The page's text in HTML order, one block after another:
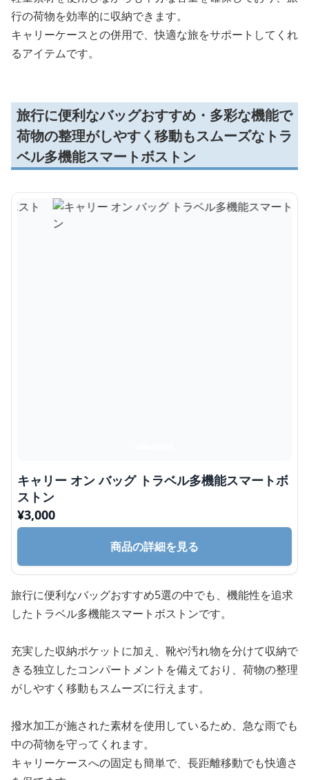
行の荷物を効率的に収納できます。
キャリーケースとの併用で、快適な旅をサポートしてくれ
るアイテムです。
旅行に便利なバッグおすすめ・多彩な機能で
荷物の整理がしやすく移動もスムーズなトラ
ベル多機能スマートボストン
キャリー オン バッグ トラベル多機能スマートボ
ストン
¥3,000
商品の詳細を見る
旅行に便利なバッグおすすめ5選の中でも、機能性を追求
したトラベル多機能スマートボストンです。
充実した収納ポケットに加え、靴や汚れ物を分けて収納で
きる独立したコンパートメントを備えており、荷物の整理
がしやすく移動もスムーズに行えます。
撥水加工が施された素材を使用しているため、急な雨でも
中の荷物を守ってくれます。
キャリーケースへの固定も簡単で、長距離移動でも快適さ